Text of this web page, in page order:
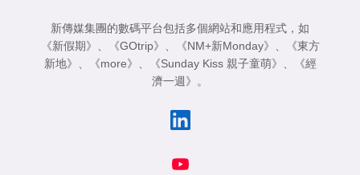
新傳媒集團的數碼平台包括多個網站和應用程式，如
《新假期》
《GOtrip》 《NM+新Monday》
《東方
新地》
《more》 《Sunday Kiss 親子童萌》
《經
濟一週》
。